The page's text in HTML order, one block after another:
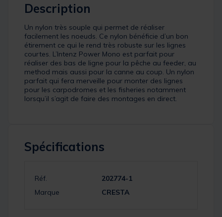
Description
Un nylon très souple qui permet de réaliser
facilement les noeuds. Ce nylon bénéficie d’un bon
étirement ce qui le rend très robuste sur les lignes
courtes. L’Intenz Power Mono est parfait pour
réaliser des bas de ligne pour la pêche au feeder, au
method mais aussi pour la canne au coup. Un nylon
parfait qui fera merveille pour monter des lignes
pour les carpodromes et les fisheries notamment
lorsqu’il s’agit de faire des montages en direct.
Spécifications
Réf.
202774-1
Marque
CRESTA